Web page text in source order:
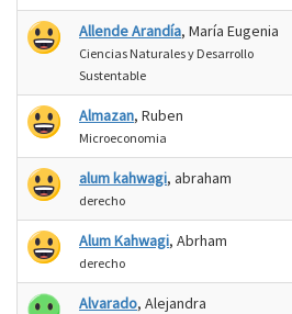
Allende Arandía, María Eugenia
Ciencias Naturales y Desarrollo
Sustentable
Almazan, Ruben
Microeconomia
alum kahwagi, abraham
derecho
Alum Kahwagi, Abrham
derecho
Alvarado, Alejandra